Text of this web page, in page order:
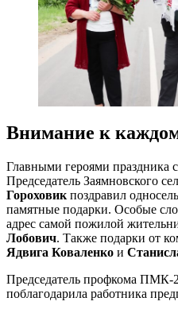
Внимание к
Главными героями праздника
Председатель Заямновского
Гороховик поздравил
памятные подарки. Особые
адрес самой пожилой
Лобович. Также подарки от
Ядвига Коваленко и
Председатель профкома ПМК-
поблагодарила работника